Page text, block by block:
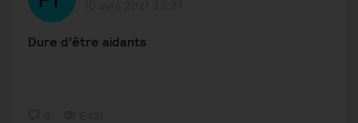
Dure d’être aidants